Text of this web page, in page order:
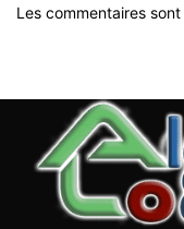
Les commentaires